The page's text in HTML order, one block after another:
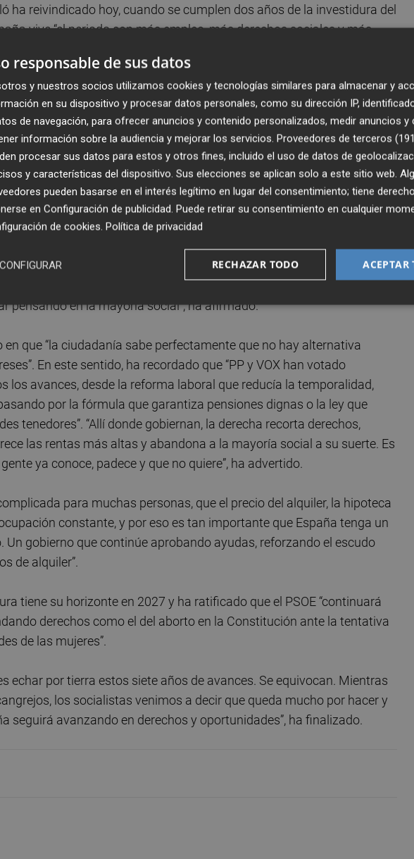
ha reivindicado hoy, cuando se cumplen dos años de la investidura del
vive “el periodo con más empleo, más derechos sociales y más
El secretario general provincial,
fotografía inequívoca de un gobierno que cumple con hechos, que da
país más justo, más cohesionado y más próspero gracias a políticas
ruido de las derechas”.
que, con casi 22 millones de personas ocupadas, “España se
más empleo crea en Europa, con más estabilidad y menos
laboral ha permitido multiplicar los contratos indefinidos,
ha subrayado que este crecimiento ha venido acompañado “del
hasta los 1.184 euros, del refuerzo del poder adquisitivo de las
al IPC y de la ampliación de los permisos de paternidad”.
en el día a día. Gobernar es mejorar la nómina, las pensiones, hacer
quien hace la compra o en las horas que una familia puede dedicar al
pensando en la mayoría social”, ha afirmado.
que “la ciudadanía sabe perfectamente que no hay alternativa
En este sentido, ha recordado que “PP y VOX han votado
los avances, desde la reforma laboral que reducía la temporalidad,
por la fórmula que garantiza pensiones dignas o la ley que
tenedores”. “Allí donde gobiernan, la derecha recorta derechos,
las rentas más altas y abandona a la mayoría social a su suerte. Es
ya conoce, padece y que no quiere”, ha advertido.
para muchas personas, que el precio del alquiler, la hipoteca
constante, y por eso es tan importante que España tenga un
Un gobierno que continúe aprobando ayudas, reforzando el escudo
de alquiler”.
tiene su horizonte en 2027 y ha ratificado que el PSOE “continuará
derechos como el del aborto en la Constitución ante la tentativa
de las mujeres”.
echar por tierra estos siete años de avances. Se equivocan. Mientras
los socialistas venimos a decir que queda mucho por hacer y
seguirá avanzando en derechos y oportunidades”, ha finalizado.
responsable de sus datos
y nuestros socios utilizamos cookies y tecnologías similares para almacenar y
en su dispositivo y procesar datos personales, como su dirección IP,
de navegación, para ofrecer anuncios y contenido personalizados, medir anuncios y
información sobre la audiencia y mejorar los servicios. Proveedores de terceros
procesar sus datos para estos y otros fines, incluido el uso de datos de
y características del dispositivo. Sus elecciones se aplican solo a este sitio web.
pueden basarse en el interés legítimo en lugar del consentimiento; tiene
en Configuración de publicidad. Puede retirar su consentimiento en cualquier
de cookies. Política de privacidad
ACEPTAR
RECHAZAR TODO
CONFIGURAR